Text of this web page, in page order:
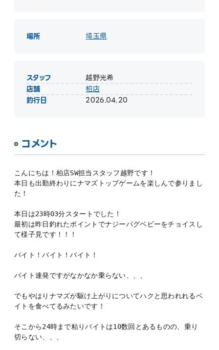
場所 埼玉県
スタッフ
越野光希
店舗
柏店
釣行日
2026.04.20
コメント
こんにちは！柏店SW担当スタッフ越野です！
本日も出勤終わりにナマズトップゲームを楽しんで参りまし
た！
本日は23時03分スタートでした！
最初は昨日釣れたポイントでナジーバグベビーをチョイスし
て様子見です！！！
バイト！バイト！バイト！
バイト連発ですがなかなか乗らない、、、
でもやはりナマズが駆け上がりについてハクと思われれるベ
イトを食べてるみたいです！
そこから24時まで粘りバイトは10数回とあるものの、乗り
切らない、、、